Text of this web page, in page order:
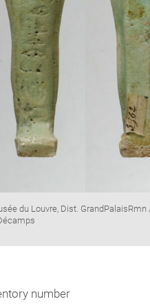
du Louvre, Dist. GrandPalaisRmn
number